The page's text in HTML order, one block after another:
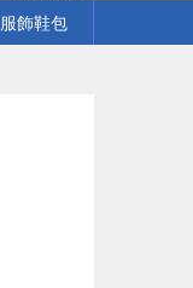
服飾鞋包